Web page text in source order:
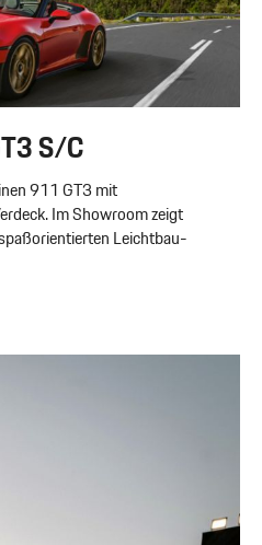
S/C
911 GT3 mit
Im Showroom zeigt
Leichtbau-